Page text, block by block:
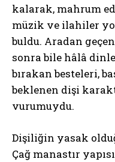
kalarak, mahrum
müzik ve ilahiler
buldu. Aradan
sonra bile hâlâ
bırakan besteleri,
beklenen dişi
vurumuydu.
Dişiliğin yasak
Çağ manastır